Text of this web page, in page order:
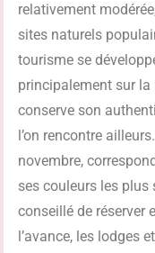
relativement
sites naturels
tourisme se
principalement sur la
conserve son
l’on rencontre
novembre,
ses couleurs les
conseillé de réserver
l’avance, les lodges